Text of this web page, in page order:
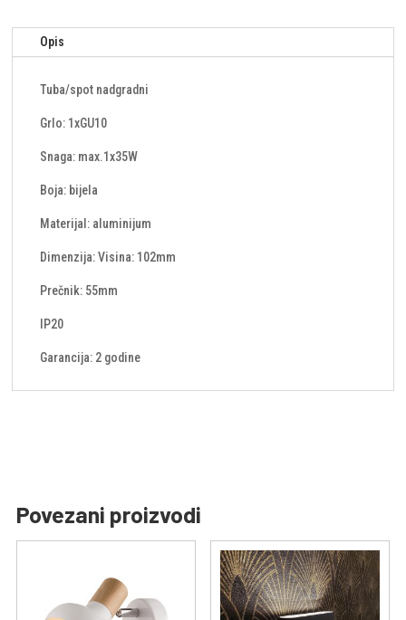
Opis
Tuba/spot nadgradni
Grlo: 1xGU10
Snaga: max.1x35W
Boja: bijela
Materijal: aluminijum
Dimenzija: Visina: 102mm
Prečnik: 55mm
IP20
Garancija: 2 godine
Povezani proizvodi